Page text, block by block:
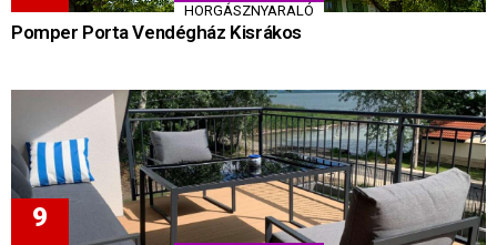
HORGÁSZNYARALÓ
Pomper Porta Vendégház Kisrákos